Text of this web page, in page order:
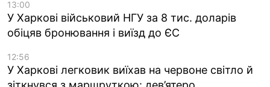
13:00
У Харкові військовий НГУ за 8 тис. доларів
обіцяв бронювання і виїзд до ЄС
12:56
У Харкові легковик виїхав на червоне світло й